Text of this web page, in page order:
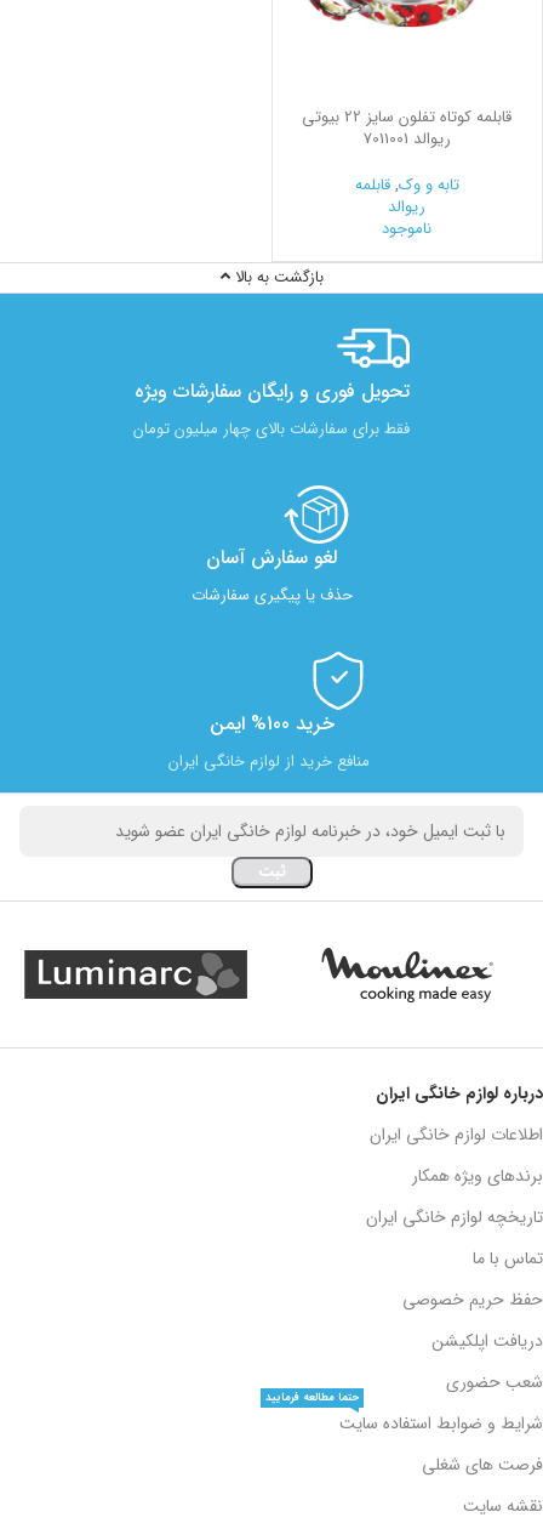
قابلمه کوتاه تفلون سایز 22 بیوتی
ریوالد 7011001
تابه و وک,قابلمه
ریوالد
ناموجود
بازگشت به بالا
تحویل فوری و رایگان سفارشات ویژه
فقط برای سفارشات بالای چهار میلیون تومان
لغو سفارش آسان​
حذف یا پیگیری سفارشات
خرید 100% ایمن
منافع خرید از لوازم خانگی ایران
درباره لوازم خانگی ایران
اطلاعات لوازم خانگی ایران
برندهای ویژه همکار
تاریخچه لوازم خانگی ایران
تماس با ما
حفظ حریم خصوصی
دریافت اپلکیشن
شعب حضوری
شرایط و ضوابط استفاده سایت
حتما مطالعه فرمایید
فرصت های شغلی
نقشه سایت